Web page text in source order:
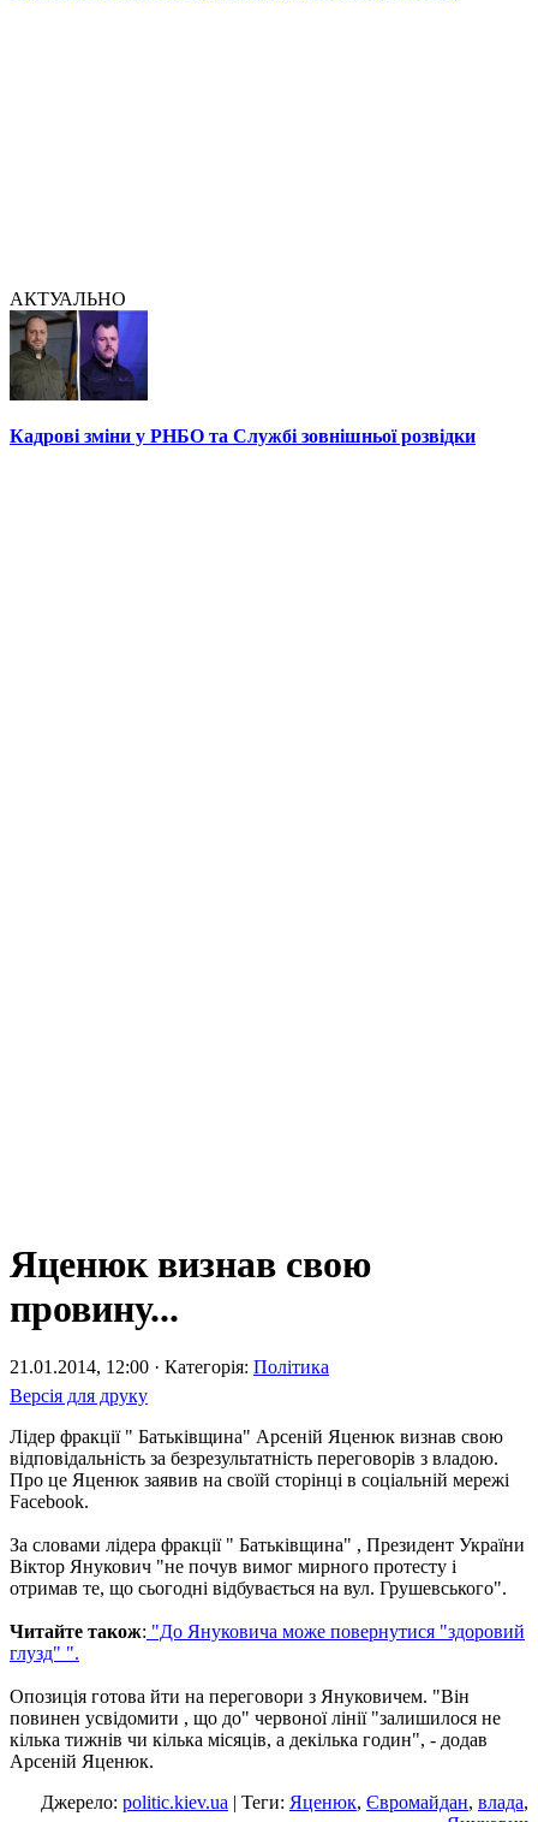
АКТУАЛЬНО
Кадрові зміни у РНБО та Службі зовнішньої розвідки
Яценюк визнав свою
провину...
21.01.2014, 12:00 · Категорія: Політика
Версія для друку
Лідер фракції " Батьківщина" Арсеній Яценюк визнав свою
відповідальність за безрезультатність переговорів з владою.
Про це Яценюк заявив на своїй сторінці в соціальній мережі
Facebook.
За словами лідера фракції " Батьківщина" , Президент України
Віктор Янукович "не почув вимог мирного протесту і
отримав те, що сьогодні відбувається на вул. Грушевського".
Читайте також: "До Януковича може повернутися "здоровий
глузд" ".
Опозиція готова йти на переговори з Януковичем. "Він
повинен усвідомити , що до" червоної лінії "залишилося не
кілька тижнів чи кілька місяців, а декілька годин", - додав
Арсеній Яценюк.
Джерело: politic.kiev.ua | Теги: Яценюк, Євромайдан, влада,